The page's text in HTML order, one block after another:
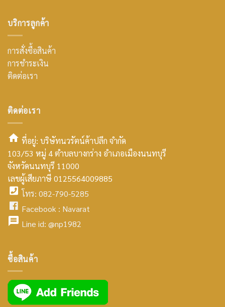
บริการลูกค้า
การสั่งซื้อสินค้า
การชำระเงิน
ติดต่อเรา
ติดต่อเรา
smt2
home
icon
ที่อยู่: บริษัทนวรัตน์ค้าปลีก จำกัด
103/53 หมู่ 4 ตำบลบางกร่าง อำเภอเมืองนนทบุรี
จังหวัดนนทบุรี 11000
เลขผู้เสียภาษี 0125564009885
facebook
icon
โทร: 082-790-5285
facebook
Facebook : Navarat
icon
Line id: @np1982
ซื้อสินค้า